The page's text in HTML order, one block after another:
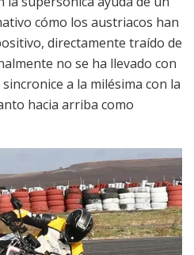
cómo los austriacos han
directamente traído de
no se ha llevado con
a la milésima con la
hacia arriba como